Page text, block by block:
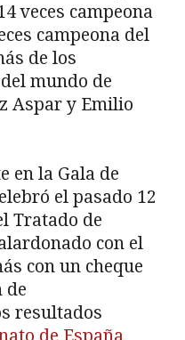
veces campeona
campeona del
de los
mundo de
Aspar y Emilio
en la Gala de
el pasado 12
Tratado de
con el
con un cheque
de
resultados